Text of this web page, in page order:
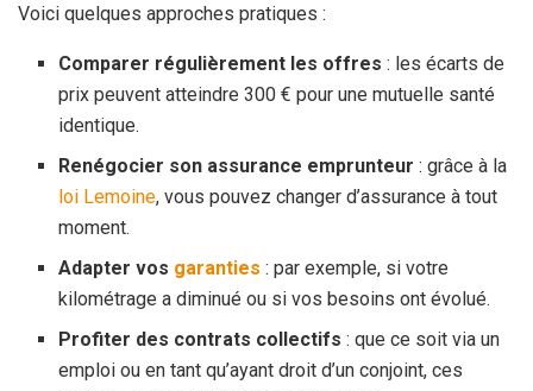
Voici quelques approches pratiques :
Comparer régulièrement les offres : les écarts de
prix peuvent atteindre 300 € pour une mutuelle santé
identique.
Renégocier son assurance emprunteur : grâce à la
loi Lemoine, vous pouvez changer d’assurance à tout
moment.
Adapter vos garanties : par exemple, si votre
kilométrage a diminué ou si vos besoins ont évolué.
Profiter des contrats collectifs : que ce soit via un
emploi ou en tant qu’ayant droit d’un conjoint, ces